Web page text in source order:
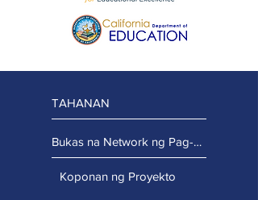
TAHANAN
Bukas na Network ng Pag-access
Koponan ng Proyekto